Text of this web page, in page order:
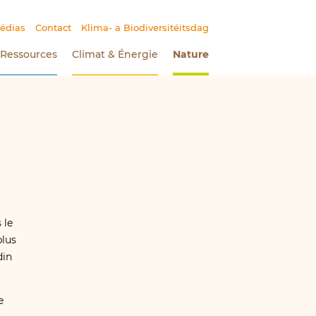
Contact Klima- a Biodiversitéitsdag
Ressources Climat & Énergie Nature
le